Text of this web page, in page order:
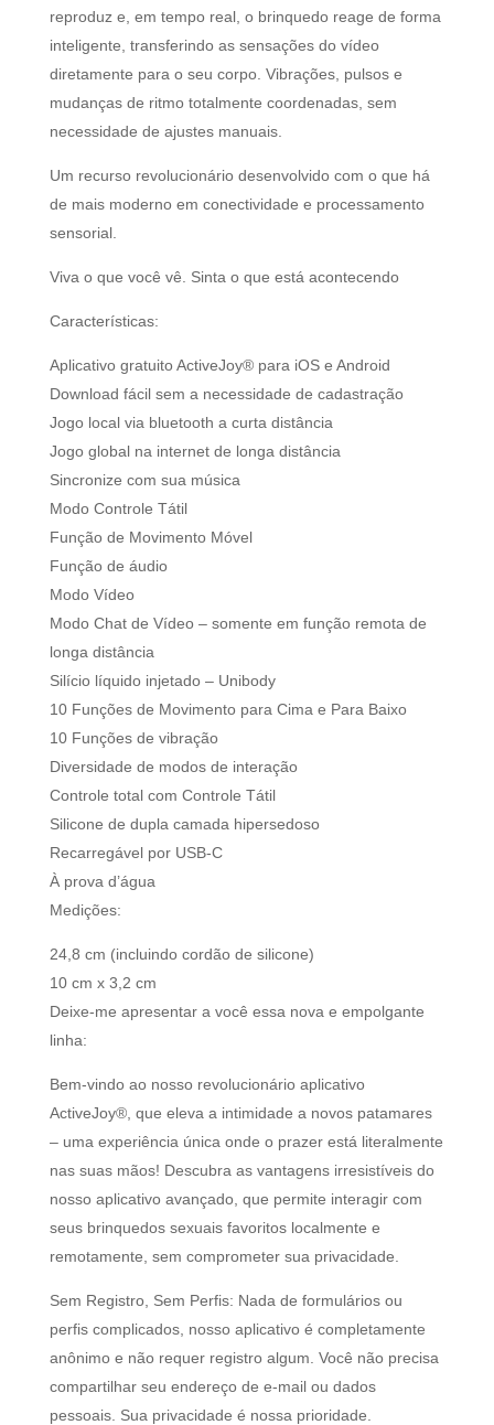
reproduz e, em tempo real, o brinquedo reage de forma
inteligente, transferindo as sensações do vídeo
diretamente para o seu corpo. Vibrações, pulsos e
mudanças de ritmo totalmente coordenadas, sem
necessidade de ajustes manuais.
Um recurso revolucionário desenvolvido com o que há
de mais moderno em conectividade e processamento
sensorial.
Viva o que você vê. Sinta o que está acontecendo
Características:
Aplicativo gratuito ActiveJoy® para iOS e Android
Download fácil sem a necessidade de cadastração
Jogo local via bluetooth a curta distância
Jogo global na internet de longa distância
Sincronize com sua música
Modo Controle Tátil
Função de Movimento Móvel
Função de áudio
Modo Vídeo
Modo Chat de Vídeo – somente em função remota de
longa distância
Silício líquido injetado – Unibody
10 Funções de Movimento para Cima e Para Baixo
10 Funções de vibração
Diversidade de modos de interação
Controle total com Controle Tátil
Silicone de dupla camada hipersedoso
Recarregável por USB-C
À prova d’água
Medições:
24,8 cm (incluindo cordão de silicone)
10 cm x 3,2 cm
Deixe-me apresentar a você essa nova e empolgante
linha:
Bem-vindo ao nosso revolucionário aplicativo
ActiveJoy®, que eleva a intimidade a novos patamares
– uma experiência única onde o prazer está literalmente
nas suas mãos! Descubra as vantagens irresistíveis do
nosso aplicativo avançado, que permite interagir com
seus brinquedos sexuais favoritos localmente e
remotamente, sem comprometer sua privacidade.
Sem Registro, Sem Perfis: Nada de formulários ou
perfis complicados, nosso aplicativo é completamente
anônimo e não requer registro algum. Você não precisa
compartilhar seu endereço de e-mail ou dados
pessoais. Sua privacidade é nossa prioridade.